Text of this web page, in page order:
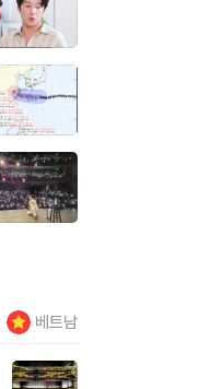
베트남